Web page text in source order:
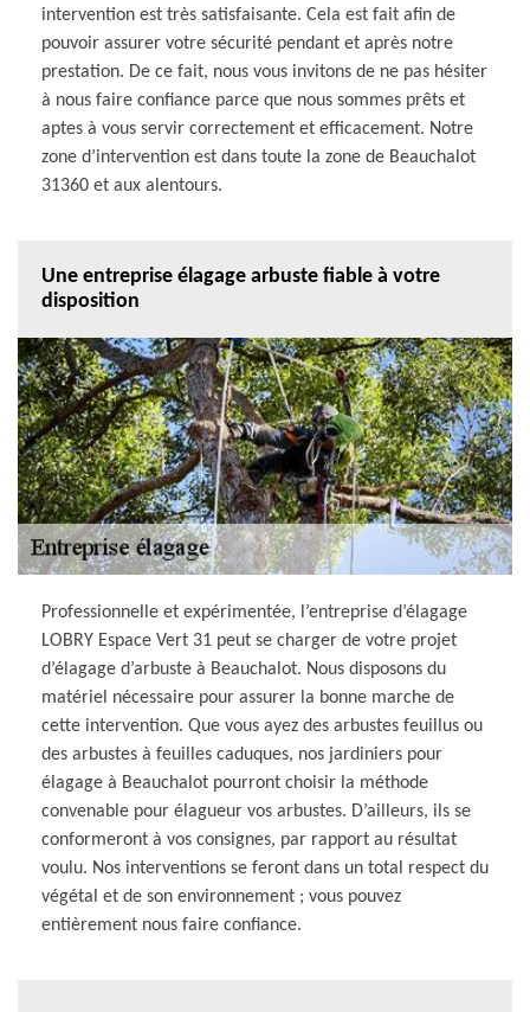
intervention est très satisfaisante. Cela est fait afin de
pouvoir assurer votre sécurité pendant et après notre
prestation. De ce fait, nous vous invitons de ne pas hésiter
à nous faire confiance parce que nous sommes prêts et
aptes à vous servir correctement et efficacement. Notre
zone d’intervention est dans toute la zone de Beauchalot
31360 et aux alentours.
Une entreprise élagage arbuste fiable à votre
disposition
Professionnelle et expérimentée, l’entreprise d’élagage
LOBRY Espace Vert 31 peut se charger de votre projet
d’élagage d’arbuste à Beauchalot. Nous disposons du
matériel nécessaire pour assurer la bonne marche de
cette intervention. Que vous ayez des arbustes feuillus ou
des arbustes à feuilles caduques, nos jardiniers pour
élagage à Beauchalot pourront choisir la méthode
convenable pour élagueur vos arbustes. D’ailleurs, ils se
conformeront à vos consignes, par rapport au résultat
voulu. Nos interventions se feront dans un total respect du
végétal et de son environnement ; vous pouvez
entièrement nous faire confiance.